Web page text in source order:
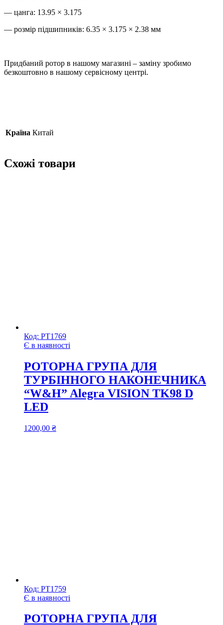
— цанга: 13.95 × 3.175
— розмір підшипників: 6.35 × 3.175 × 2.38 мм
Придбаний ротор в нашому магазині – заміну зробимо
безкоштовно в нашому сервісному центрі.
Країна Китай
Схожі товари
Код: РТ1769
Є в наявності
РОТОРНА ГРУПА ДЛЯ
ТУРБІННОГО НАКОНЕЧНИКА
“W&H” Alegra VISION TK98 D
LED
1200,00 ₴
Код: РТ1759
Є в наявності
РОТОРНА ГРУПА ДЛЯ